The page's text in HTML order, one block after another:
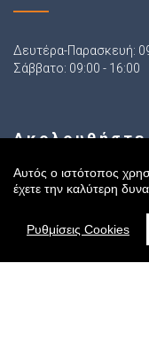
Δευτέρα-Παρασκευή:
Σάββατο: 09:00 - 16:00
Sitemap
Αυτός ο ιστότοπος
έχετε την καλύτερη
Ρυθμίσεις Cookies